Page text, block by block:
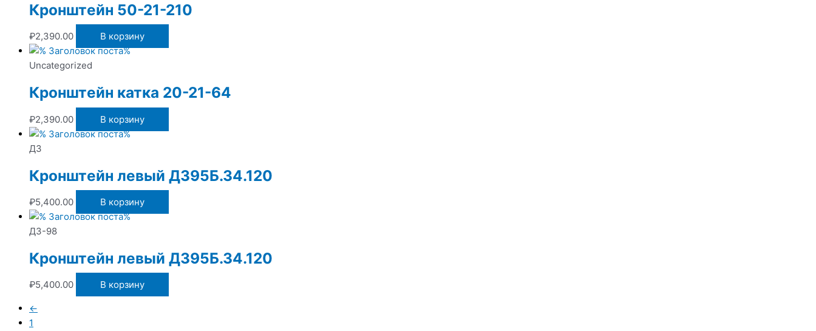
Кронштейн 50-21-210
₽2,390.00 В корзину
Uncategorized
Кронштейн катка 20-21-64
₽2,390.00 В корзину
ДЗ
Кронштейн левый Д395Б.34.120
₽5,400.00 В корзину
ДЗ-98
Кронштейн левый Д395Б.34.120
₽5,400.00 В корзину
←
1